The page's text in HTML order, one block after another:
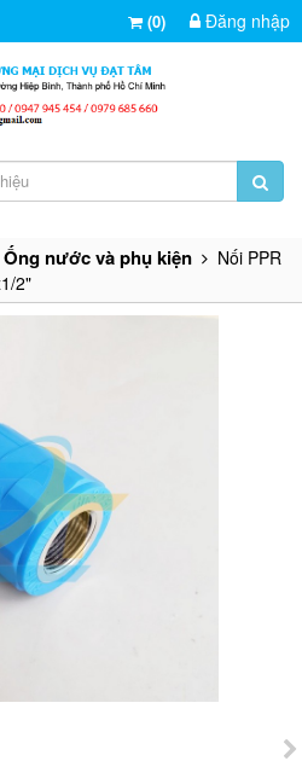
(0) Đăng nhập
Ống nước và phụ kiện
Nối PPR
2"